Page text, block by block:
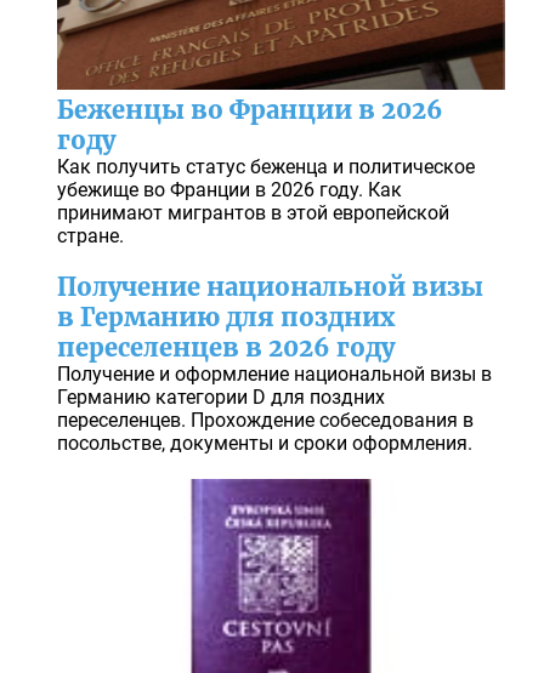
Беженцы во Франции в 2026
году
Как получить статус беженца и политическое
убежище во Франции в 2026 году. Как
принимают мигрантов в этой европейской
стране.
Получение национальной визы
в Германию для поздних
переселенцев в 2026 году
Получение и оформление национальной визы в
Германию категории D для поздних
переселенцев. Прохождение собеседования в
посольстве, документы и сроки оформления.